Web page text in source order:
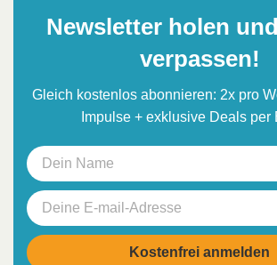
Newsletter holen
verpassen!
Gleich kostenlos abonnieren: 2x pro
Impulse + exklusive Deals per